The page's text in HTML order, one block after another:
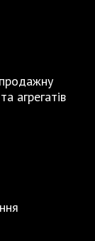
агрегатів